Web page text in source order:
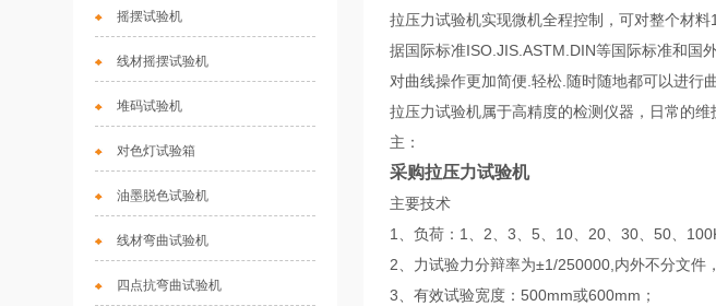
摇摆试验机
线材摇摆试验机
堆码试验机
对色灯试验箱
油墨脱色试验机
线材弯曲试验机
四点抗弯曲试验机
拉压力试验机实现微机全程控制，可对整个材
据国际标准ISO.JIS.ASTM.DIN等国际标准和国
对曲线操作更加简便.轻松.随时随地都可以进行
拉压力试验机属于高精度的检测仪器，日常的
主：
采购拉压力试验机
主要技术
1、负荷：1、2、3、5、10、20、30、50、
2、力试验力分辩率为±1/250000,内外不分文件
3、有效试验宽度：500mm或600mm；